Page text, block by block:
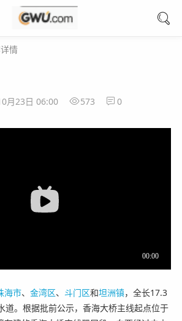
情
月23日 06:00 573 0
海市、 金湾区、 斗门区和坦洲镇，全长17.3
道。根据批前公示，香海大桥主线起点位于